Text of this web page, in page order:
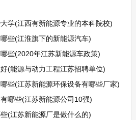
学(江西有新能源专业的本科院校)
些(江淮旗下的新能源汽车)
些(2020年江苏新能源车政策)
(能源与动力工程江苏招聘单位)
些(江苏新能源环保设备有哪些厂家)
哪些(江苏新能源公司10强)
(江苏新能源厂是做什么的)